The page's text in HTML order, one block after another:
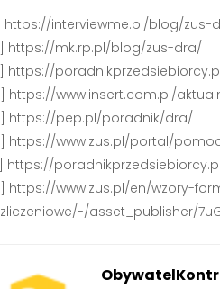
https://interviewme.pl/blog/zus-
https://mk.rp.pl/blog/zus-dra/
https://
https://www.insert.com.pl/
https://pep.pl/poradnik/dra/
https://www.zus.pl/portal/
https://
https://www.zus.pl/en/wzory-
asset_publisher/